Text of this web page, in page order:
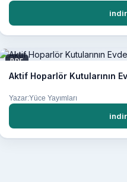
PDF
Aktif Hoparlör Kutularının
Yazar:Yüce Yayımları